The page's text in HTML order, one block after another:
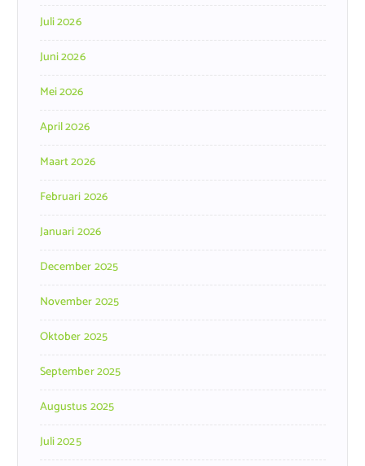
Juli 2026
Juni 2026
Mei 2026
April 2026
Maart 2026
Februari 2026
Januari 2026
December 2025
November 2025
Oktober 2025
September 2025
Augustus 2025
Juli 2025